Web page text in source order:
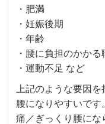
・肥満
・妊娠後期
・年齢
・腰に負担のかかる
・運動不足 など
上記のような要因
腰になりやすいで
痛／ぎっくり腰にな